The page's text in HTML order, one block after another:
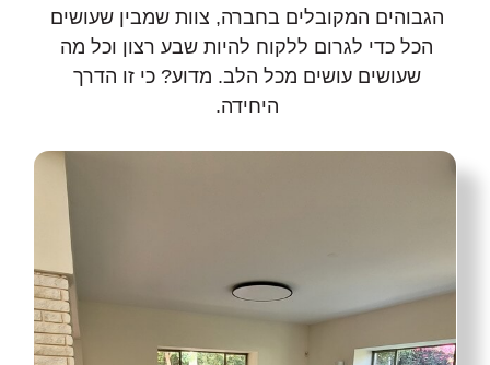
הגבוהים המקובלים בחברה, צוות שמבין שעושים
הכל כדי לגרום ללקוח להיות שבע רצון וכל מה
שעושים עושים מכל הלב. מדוע? כי זו הדרך
היחידה.